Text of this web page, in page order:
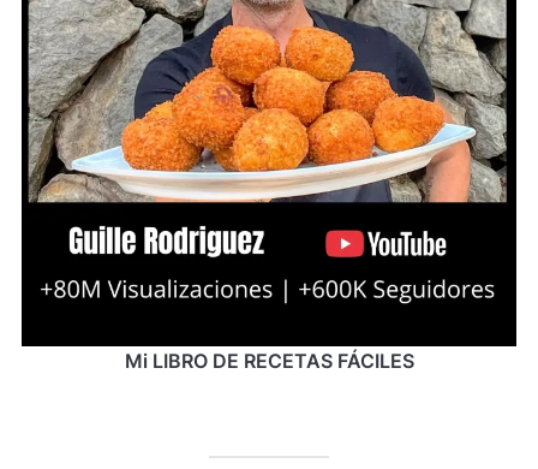
Mi LIBRO DE RECETAS FÁCILES